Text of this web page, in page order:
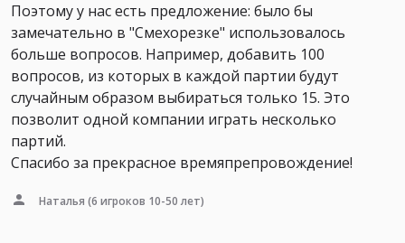
Поэтому у нас есть предложение: было бы
замечательно в "Смехорезке" использовалось
больше вопросов. Например, добавить 100
вопросов, из которых в каждой партии будут
случайным образом выбираться только 15. Это
позволит одной компании играть несколько
партий.
Спасибо за прекрасное времяпрепровождение!
Наталья (6 игроков 10-50 лет)